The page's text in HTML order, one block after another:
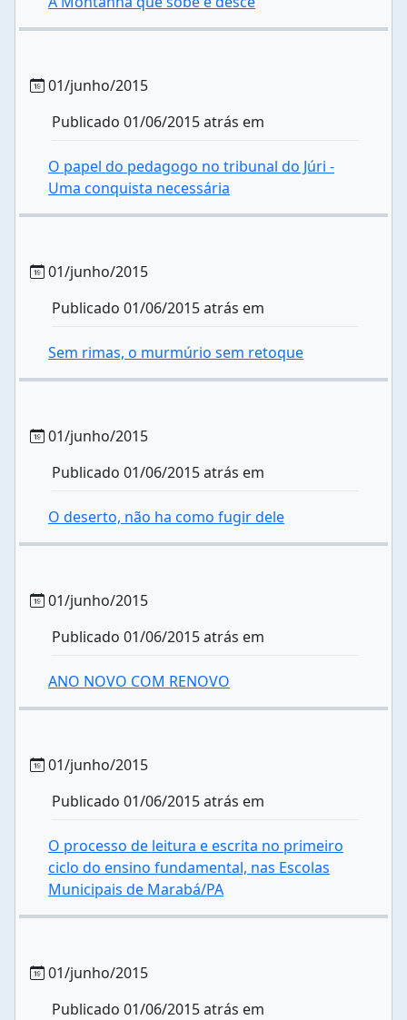
01/junho/2015
Publicado 01/06/2015 atrás em
O papel do pedagogo no tribunal do Júri -
Uma conquista necessária
01/junho/2015
Publicado 01/06/2015 atrás em
Sem rimas, o murmúrio sem retoque
01/junho/2015
Publicado 01/06/2015 atrás em
O deserto, não ha como fugir dele
01/junho/2015
Publicado 01/06/2015 atrás em
ANO NOVO COM RENOVO
01/junho/2015
Publicado 01/06/2015 atrás em
O processo de leitura e escrita no primeiro
ciclo do ensino fundamental, nas Escolas
Municipais de Marabá/PA
01/junho/2015
Publicado 01/06/2015 atrás em